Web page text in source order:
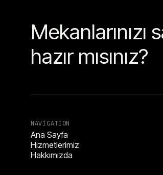
hazır mısınız?
NAVIGATION
Ana Sayfa
Hizmetlerimiz
Hakkımızda